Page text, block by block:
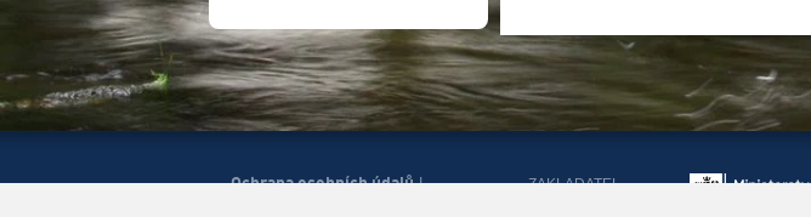
Ochrana osobních údajů|
ZAKLADATEL